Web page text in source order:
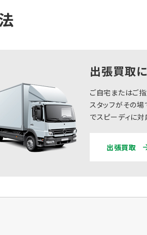
出張買取
ご自宅またはご
スタッフがその場
でスピーディに対
出張買取